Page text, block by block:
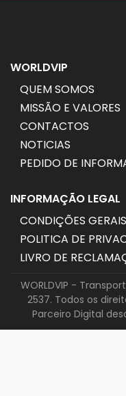
WORLDVIP
QUEM SOMOS
MISSÃO E VALORES
CONTACTOS
NOTICIAS
PEDIDO DE
INFORMAÇÃO LEGAL
CONDIÇÕES GERAIS
POLITICA DE
LIVRO DE
WORLDVIP -
2537. Todos os
Parceiro Digital